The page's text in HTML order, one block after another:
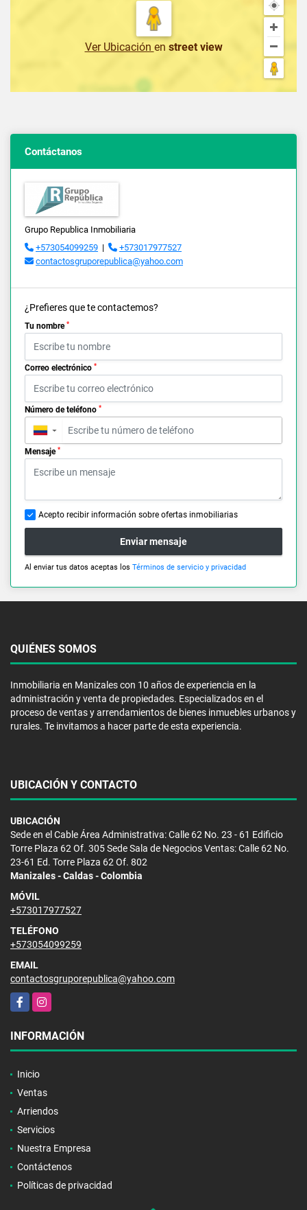
Ver Ubicación en street view
Contáctanos
Grupo Republica Inmobiliaria
+573054099259 |
+573017977527
contactosgruporepublica@yahoo.com
¿Prefieres que te contactemos?
Tu nombre *
Correo electrónico *
Número de teléfono *
▼
Mensaje *
Acepto recibir información sobre ofertas inmobiliarias
Enviar mensaje
Al enviar tus datos aceptas los Términos de servicio y privacidad
QUIÉNES SOMOS
Inmobiliaria en Manizales con 10 años de experiencia en la
administración y venta de propiedades. Especializados en el
proceso de ventas y arrendamientos de bienes inmuebles urbanos y
rurales. Te invitamos a hacer parte de esta experiencia.
UBICACIÓN Y CONTACTO
UBICACIÓN
Sede en el Cable Área Administrativa: Calle 62 No. 23 - 61 Edificio
Torre Plaza 62 Of. 305 Sede Sala de Negocios Ventas: Calle 62 No.
23-61 Ed. Torre Plaza 62 Of. 802
Manizales - Caldas - Colombia
MÓVIL
+573017977527
TELÉFONO
+573054099259
EMAIL
contactosgruporepublica@yahoo.com
FacebookInstagram
INFORMACIÓN
Inicio
Ventas
Arriendos
Servicios
Nuestra Empresa
Contáctenos
Políticas de privacidad